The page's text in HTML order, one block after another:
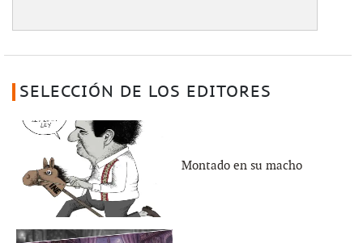
SELECCIÓN DE LOS EDITORES
Montado en su macho